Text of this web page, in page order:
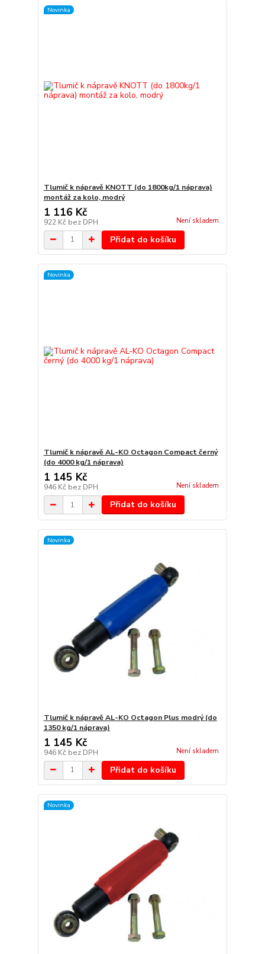
Novinka
Tlumič k nápravě KNOTT (do 1800kg/1 náprava)
montáž za kolo, modrý
1 116 Kč
922 Kč bez DPH Není skladem
Přidat do košíku
Novinka
Tlumič k nápravě AL-KO Octagon Compact černý
(do 4000 kg/1 náprava)
1 145 Kč
946 Kč bez DPH Není skladem
Přidat do košíku
Novinka
Tlumič k nápravě AL-KO Octagon Plus modrý (do
1350 kg/1 náprava)
1 145 Kč
946 Kč bez DPH Není skladem
Přidat do košíku
Novinka